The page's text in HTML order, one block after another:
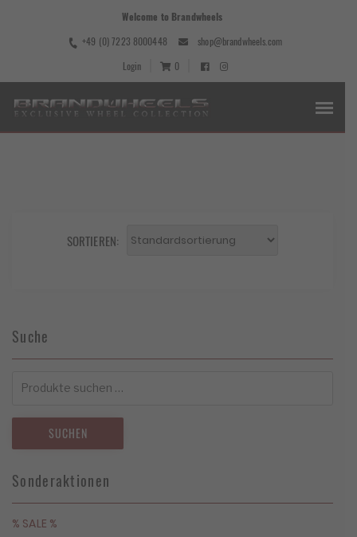
Welcome to Brandwheels
+49 (0) 7223 8000448
shop@brandwheels.com
Login
0
SORTIEREN:
Suche
nach:
SUCHEN
Sonderaktionen
% SALE %